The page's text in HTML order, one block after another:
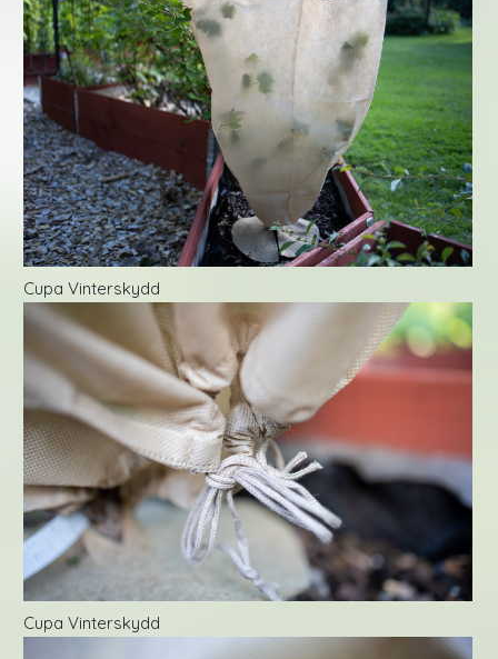
Cupa Vinterskydd
Cupa Vinterskydd